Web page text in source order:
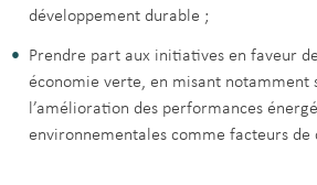
développement durable ;
Prendre part aux initiatives en faveur
économie verte, en misant notamment
l’amélioration des performances
environnementales comme facteurs